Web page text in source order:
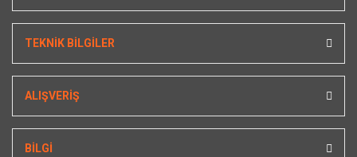
TEKNİK BİLGİLER
ALIŞVERİŞ
BİLGİ